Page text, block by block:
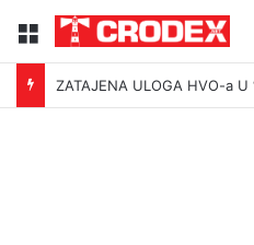
Menu
ZATAJENA ULOGA HVO-a U